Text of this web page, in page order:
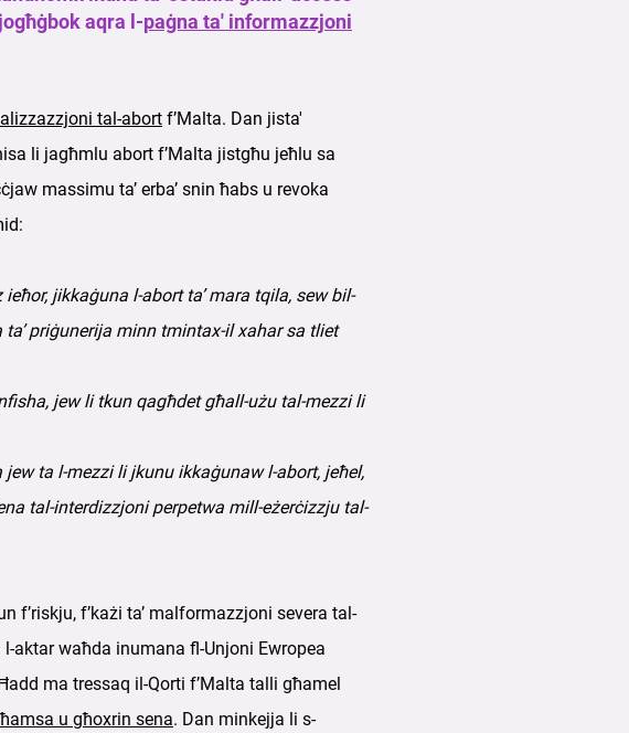
aqra l-paġna ta' informazzjoni
tal-abort f’Malta. Dan jista'
li jagħmlu abort f’Malta jistgħu jeħlu sa
massimu ta’ erba’ snin ħabs u revoka
ieħor, jikkaġuna l-abort ta’ mara tqila, sew bil-
priġunerija minn tmintax-il xahar sa tliet
jew li tkun qagħdet għall-użu tal-mezzi li
ta l-mezzi li jkunu ikkaġunaw l-abort, jeħel,
tal-interdizzjoni perpetwa mill-eżerċizzju tal-
f’riskju, f’każi ta’ malformazzjoni severa tal-
aktar waħda inumana fl-Unjoni Ewropea
ma tressaq il-Qorti f’Malta talli għamel
ħamsa u għoxrin sena. Dan minkejja li s-